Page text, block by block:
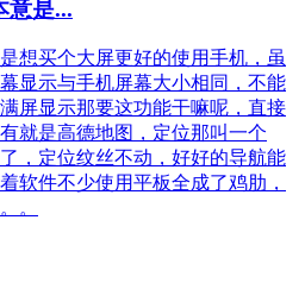
意是...
想买个大屏更好的使用手机，虽
显示与手机屏幕大小相同，不能
屏显示那要这功能干嘛呢，直接
就是高德地图，定位那叫一个
，定位纹丝不动，好好的导航能
软件不少使用平板全成了鸡肋，
。